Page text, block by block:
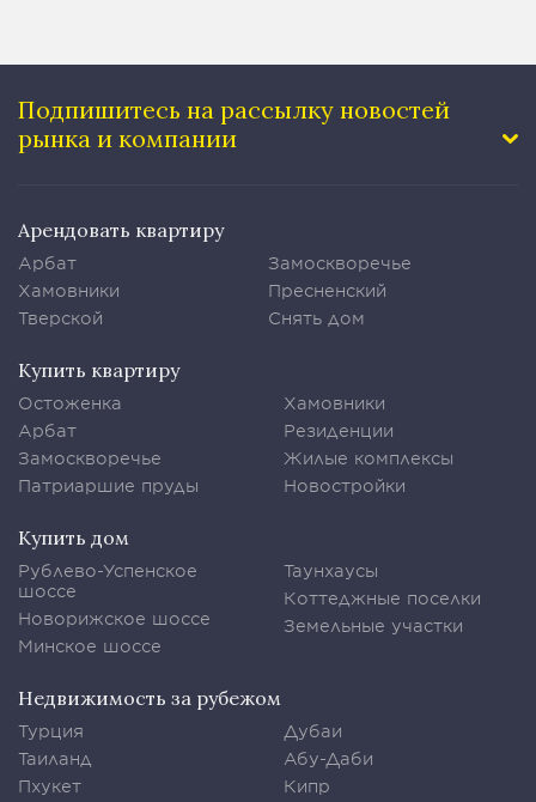
Подпишитесь на рассылку новостей
рынка и компании
Арендовать квартиру
Арбат
Хамовники
Тверской
Замоскворечье
Пресненский
Снять дом
Купить квартиру
Остоженка
Арбат
Замоскворечье
Патриаршие пруды
Хамовники
Резиденции
Жилые комплексы
Новостройки
Купить дом
Рублево-Успенское
шоссе
Новорижское шоссе
Минское шоссе
Таунхаусы
Коттеджные поселки
Земельные участки
Недвижимость за рубежом
Турция
Таиланд
Пхукет
Дубаи
Абу-Даби
Кипр